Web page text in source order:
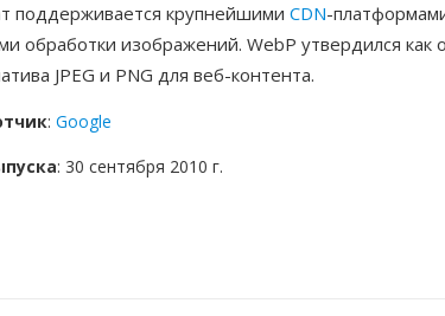
поддерживается крупнейшими CDN-
обработки изображений. WebP утвердился как
JPEG и PNG для веб-контента.
: Google
: 30 сентября 2010 г.